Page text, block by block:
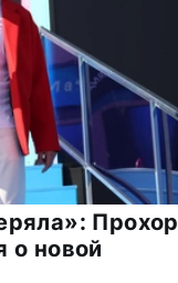
Прохор
о новой